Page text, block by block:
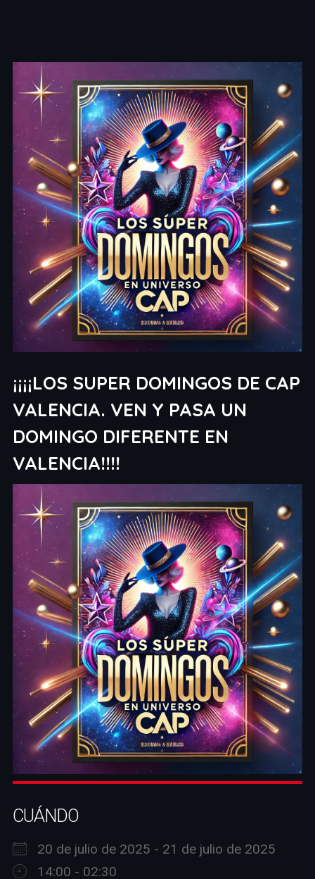
¡¡¡¡LOS SUPER DOMINGOS DE CAP
VALENCIA. VEN Y PASA UN
DOMINGO DIFERENTE EN
VALENCIA!!!!
CUÁNDO
20 de julio de 2025 - 21 de julio de 2025
14:00 - 02:30